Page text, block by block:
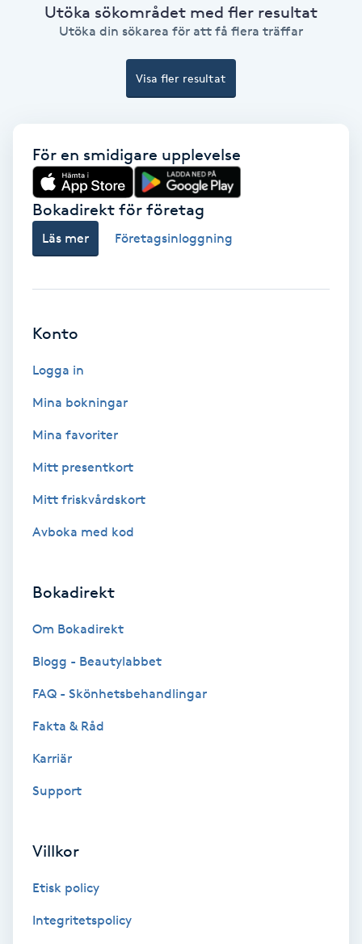
Hudföryngring
Hyperhidros
Hypnos
Hårbottenbehandling
Hårförlängning
Hälsa
Hälsprickor
IPL hårborttagning
Katun fransar
Kemisk peeling
Utöka sökområdet med fler resultat
Utöka din sökarea för att få flera träffar
Visa fler resultat
För en smidigare upplevelse
Bokadirekt för företag
Läs mer Företagsinloggning
Konto
Logga in
Mina bokningar
Mina favoriter
Mitt presentkort
Mitt friskvårdskort
Avboka med kod
Bokadirekt
Om Bokadirekt
Blogg - Beautylabbet
FAQ - Skönhetsbehandlingar
Fakta & Råd
Karriär
Support
Villkor
Etisk policy
Integritetspolicy